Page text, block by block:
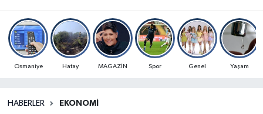
Osmaniye Hatay MAGAZİN Spor Genel Yaşam
HABERLER EKONOMI
OSMANİYE
MAGAZİN
Osmaniye Trafik Yoğunluk Haritası
Süper Lig Puan Durumu ve Fikstür